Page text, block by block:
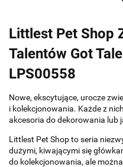
Littlest Pet Shop
Talentów Got
LPS00558
Nowe, ekscytujące, urocze
i kolekcjonowania. Każde z
akcesoria do dekorowania lub
Littlest Pet Shop to seria
dużymi, kiwającymi się
do kolekcjonowania, ale